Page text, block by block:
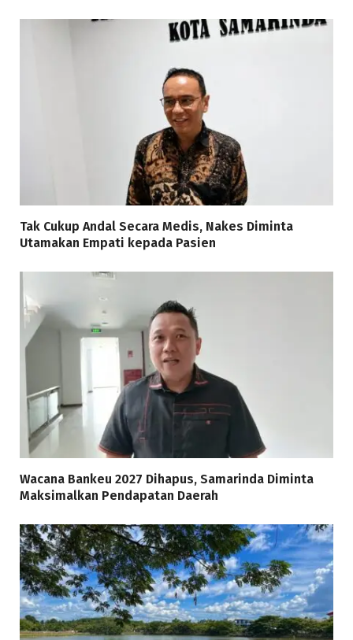
Tak Cukup Andal Secara Medis, Nakes Diminta
Utamakan Empati kepada Pasien
Wacana Bankeu 2027 Dihapus, Samarinda Diminta
Maksimalkan Pendapatan Daerah